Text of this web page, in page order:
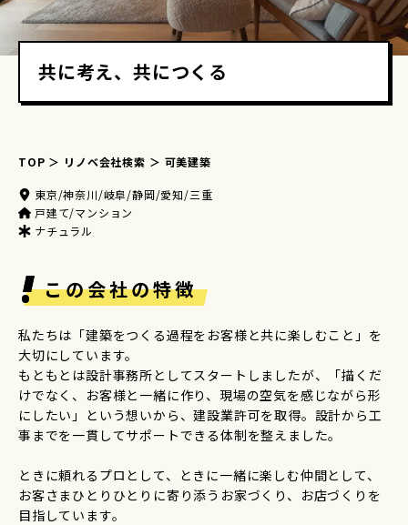
共に考え、共につくる
TOP リノベ会社検索 可美建築
東京/神奈川/岐阜/静岡/愛知/三重
戸建て/マンション
ナチュラル
この会社の特徴
私たちは「建築をつくる過程をお客様と共に楽しむこと」を
大切にしています。
もともとは設計事務所としてスタートしましたが、「描くだ
けでなく、お客様と一緒に作り、現場の空気を感じながら形
にしたい」という想いから、建設業許可を取得。設計から工
事までを一貫してサポートできる体制を整えました。
ときに頼れるプロとして、ときに一緒に楽しむ仲間として、
お客さまひとりひとりに寄り添うお家づくり、お店づくりを
目指しています。